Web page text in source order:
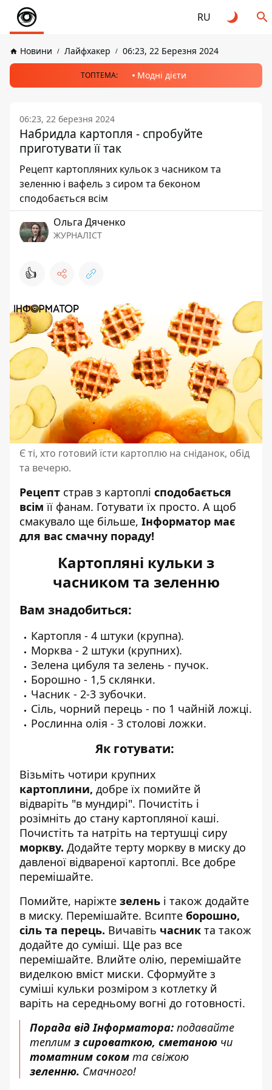
RU
Новини Лайфхакер 06:23, 22 Березня 2024
ТОПТЕМА: Модні дієти
06:23, 22 березня 2024
Набридла картопля - спробуйте
приготувати її так
Рецепт картопляних кульок з часником та
зеленню і вафель з сиром та беконом
сподобається всім
Ольга Дяченко
ЖУРНАЛІСТ
👍
Є ті, хто готовий їсти картоплю на сніданок, обід
та вечерю.
Рецепт страв з картоплі сподобається
всім її фанам. Готувати їх просто. А щоб
смакувало ще більше, Інформатор має
для вас смачну пораду!
Картопляні кульки з
часником та зеленню
Вам знадобиться:
Картопля - 4 штуки (крупна).
Морква - 2 штуки (крупних).
Зелена цибуля та зелень - пучок.
Борошно - 1,5 склянки.
Часник - 2-3 зубочки.
Сіль, чорний перець - по 1 чайній ложці.
Рослинна олія - 3 столові ложки.
Як готувати:
Візьміть чотири крупних
картоплини, добре їх помийте й
відваріть "в мундирі". Почистіть і
розімніть до стану картопляної каші.
Почистіть та натріть на тертушці сиру
моркву. Додайте терту моркву в миску до
давленої відвареної картоплі. Все добре
перемішайте.
Помийте, наріжте зелень і також додайте
в миску. Перемішайте. Всипте борошно,
сіль та перець. Вичавіть часник та також
додайте до суміші. Ще раз все
перемішайте. Влийте олію, перемішайте
виделкою вміст миски. Сформуйте з
суміші кульки розміром з котлетку й
варіть на середньому вогні до готовності.
Порада від Інформатора: подавайте
теплим з сироваткою, сметаною чи
томатним соком та свіжою
зеленню. Смачного!